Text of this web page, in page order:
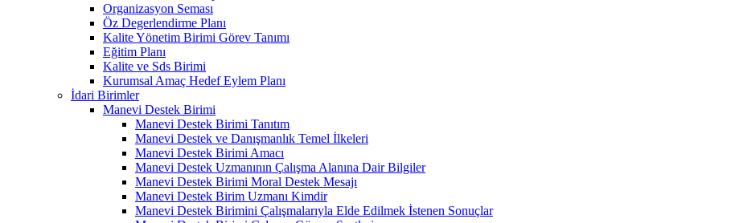
Organizasyon Seması
Öz Degerlendirme Planı
Kalite Yönetim Birimi Görev Tanımı
Eğitim Planı
Kalite ve Sds Birimi
Kurumsal Amaç Hedef Eylem Planı
İdari Birimler
Manevi Destek Birimi
Manevi Destek Birimi Tanıtım
Manevi Destek ve Danışmanlık Temel İlkeleri
Manevi Destek Birimi Amacı
Manevi Destek Uzmanının Çalışma Alanına Dair Bilgiler
Manevi Destek Birimi Moral Destek Mesajı
Manevi Destek Birim Uzmanı Kimdir
Manevi Destek Birimini Çalışmalarıyla Elde Edilmek İstenen Sonuçlar